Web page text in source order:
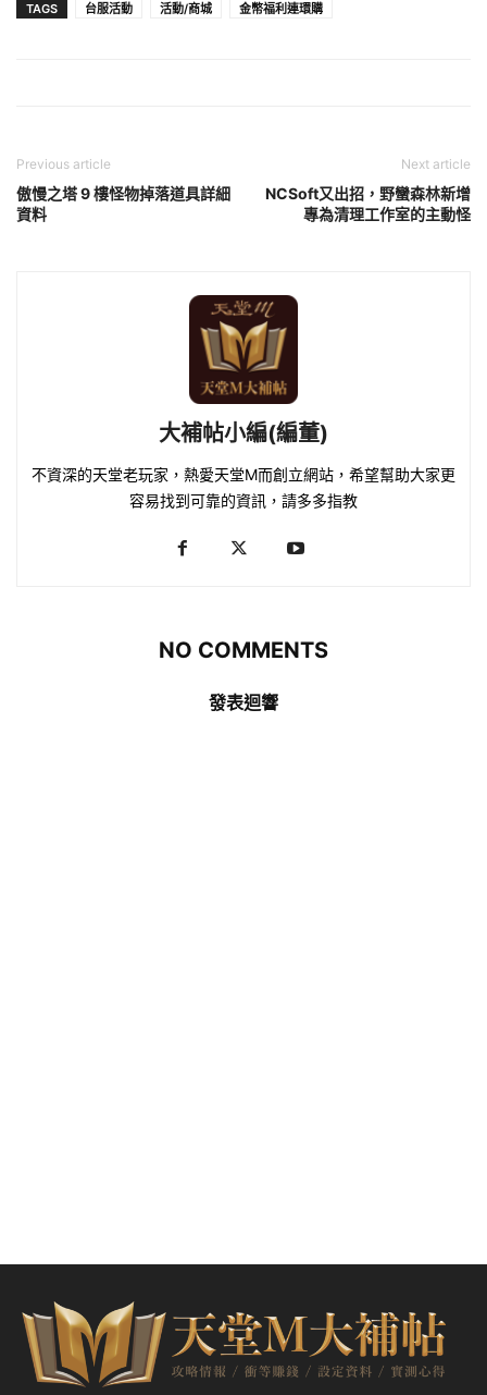
TAGS 台服活動 活動/商城 金幣福利連環購
Previous article
傲慢之塔 9 樓怪物掉落道具詳細
資料
Next article
NCSoft又出招，野蠻森林新增
專為清理工作室的主動怪
大補帖小編(編董)
不資深的天堂老玩家，熱愛天堂M而創立網站，希望幫助大家更
容易找到可靠的資訊，請多多指教
NO COMMENTS
發表迴響